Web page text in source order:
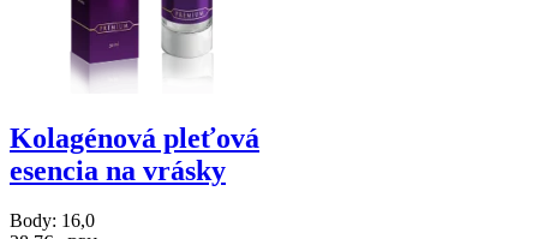
Kolagénová pleťová
esencia na vrásky
Body: 16,0